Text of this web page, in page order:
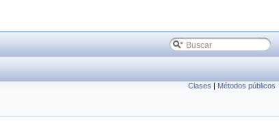
Clases | Métodos públicos